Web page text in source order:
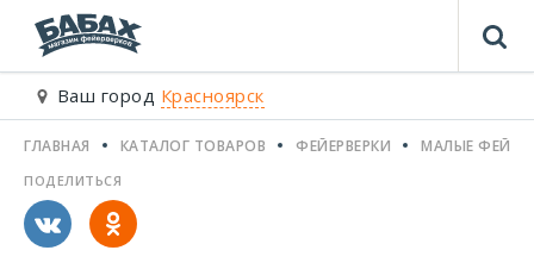
Ваш город Красноярск
ГЛАВНАЯ КАТАЛОГ ТОВАРОВ ФЕЙЕРВЕРКИ МАЛЫЕ
ПОДЕЛИТЬСЯ